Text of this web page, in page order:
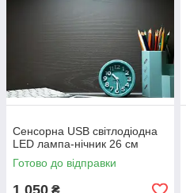
Сенсорна USB світлодіодна
LED лампа-нічник 26 см
Готово до відправки